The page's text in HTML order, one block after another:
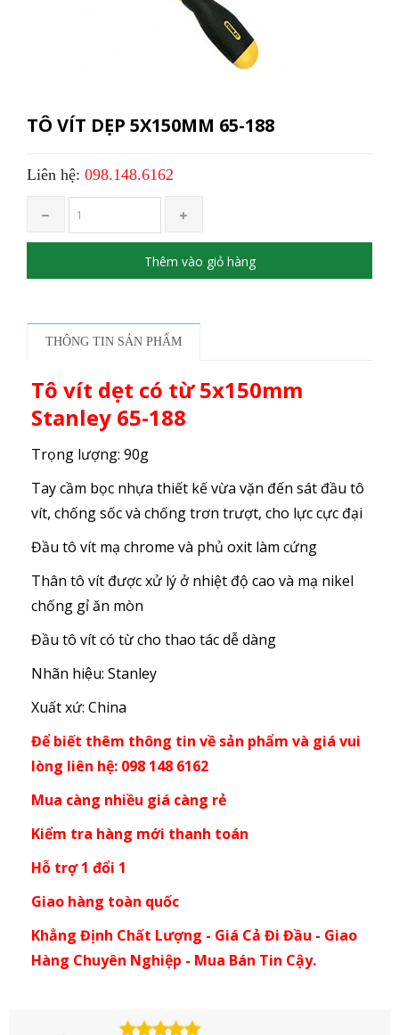
TÔ VÍT DẸP 5X150MM 65-188
Liên hệ: 098.148.6162
Thêm vào giỏ hàng
THÔNG TIN SẢN PHẨM
Tô vít dẹt có từ 5x150mm
Stanley 65-188
Trọng lượng: 90g
Tay cầm bọc nhựa thiết kế vừa vặn đến sát đầu tô
vít, chống sốc và chống trơn trượt, cho lực cực đại
Đầu tô vít mạ chrome và phủ oxit làm cứng
Thân tô vít được xử lý ở nhiệt độ cao và mạ nikel
chống gỉ ăn mòn
Đầu tô vít có từ cho thao tác dễ dàng
Nhãn hiệu: Stanley
Xuất xứ: China
Để biết thêm thông tin về sản phẩm và giá vui
lòng liên hệ: 098 148 6162
Mua càng nhiều giá càng rẻ
Kiểm tra hàng mới thanh toán
Hỗ trợ 1 đổi 1
Giao hàng toàn quốc
Khẳng Định Chất Lượng - Giá Cả Đi Đầu - Giao
Hàng Chuyên Nghiệp - Mua Bán Tin Cậy.